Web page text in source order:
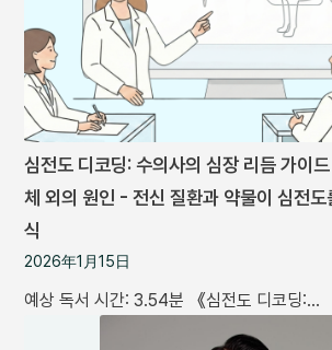
심전도 디코딩: 수의사의 심장 리듬 가이
체 외의 원인 - 전신 질환과 약물이 심전
식
2026年1月15日
예상 독서 시간: 3.54분 《심전도 디코딩:…